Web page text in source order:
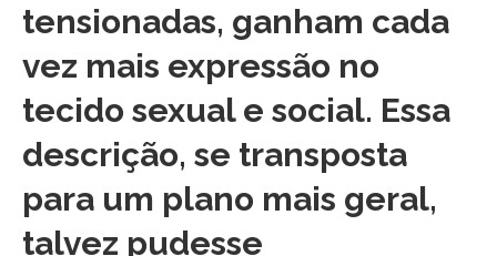
tensionadas, ganham cada
vez mais expressão no
tecido sexual e social. Essa
descrição, se transposta
para um plano mais geral,
talvez pudesse